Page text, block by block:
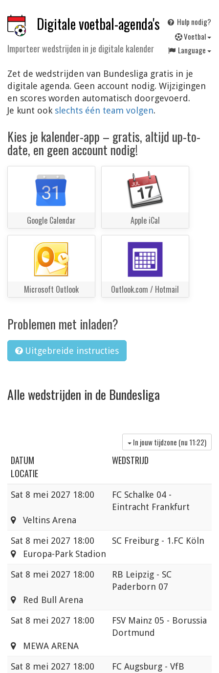
Digitale voetbal-agenda's
Importeer wedstrijden in je digitale kalender
Hulp nodig?
Voetbal
Language
Zet de wedstrijden van Bundesliga gratis in je
digitale agenda. Geen account nodig. Wijzigingen
en scores worden automatisch doorgevoerd.
Je kunt ook slechts één team volgen.
Kies je kalender-app – gratis, altijd up-to-
date, en geen account nodig!
Google Calendar Apple iCal
Microsoft Outlook Outlook.com / Hotmail
Problemen met inladen?
Uitgebreide instructies
Alle wedstrijden in de Bundesliga
In jouw tijdzone (nu 11:22)
DATUM
WEDSTRIJD
LOCATIE
Sat 8 mei 2027 18:00
FC Schalke 04 -
Eintracht Frankfurt
Veltins Arena
Sat 8 mei 2027 18:00
SC Freiburg - 1.FC Köln
Europa-Park Stadion
Sat 8 mei 2027 18:00
RB Leipzig - SC
Paderborn 07
Red Bull Arena
Sat 8 mei 2027 18:00
FSV Mainz 05 - Borussia
Dortmund
MEWA ARENA
Sat 8 mei 2027 18:00
FC Augsburg - VfB